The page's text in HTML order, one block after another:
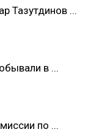
Тазутдинов ...
в ...
по ...